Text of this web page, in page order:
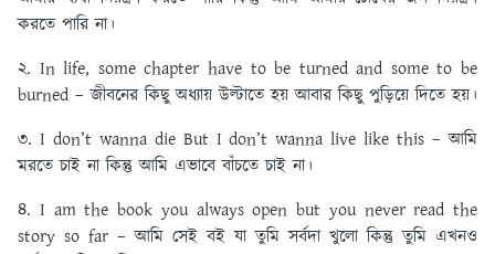
করতে পারি না।
২. In life, some chapter have to be turned and some to be
burned – জীবনের কিছু অধ্যায় উল্টাতে হয় আবার কিছু পুড়িয়ে দিতে হয়।
৩. I don’t wanna die But I don’t wanna live like this – আমি
মরতে চাই না কিন্তু আমি এভাবে বাঁচতে চাই না।
৪. I am the book you always open but you never read the
story so far – আমি সেই বই যা তুমি সর্বদা খুলো কিন্তু তুমি এখনও